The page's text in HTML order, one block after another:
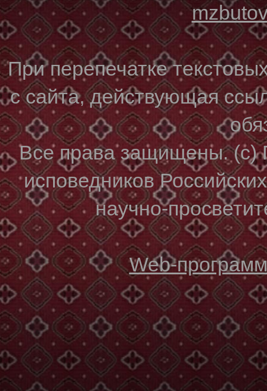
При перепечатке
с сайта, действующая
Все права защищены. (с)
исповедников
научно-
Web-